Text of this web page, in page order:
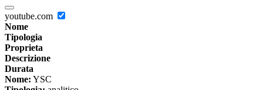
youtube.com
Nome
Tipologia
Proprieta
Descrizione
Durata
Nome: YSC